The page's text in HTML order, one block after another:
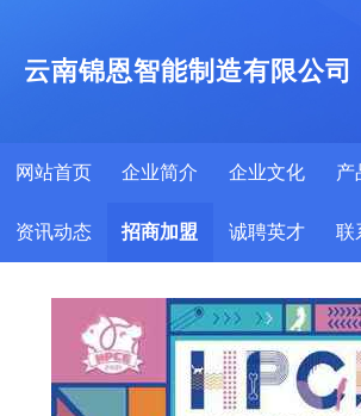
云南锦恩智能制造有限公司
网站首页 企业简介 企业文化 产
资讯动态 招商加盟 诚聘英才 联